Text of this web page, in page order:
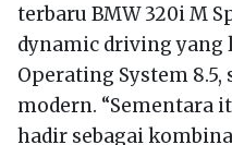
terbaru BMW 320i M
dynamic driving yang
Operating System
modern. “Sementara
hadir sebagai